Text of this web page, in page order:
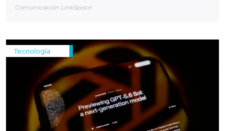
Comunicación LinkSpace
Tecnología